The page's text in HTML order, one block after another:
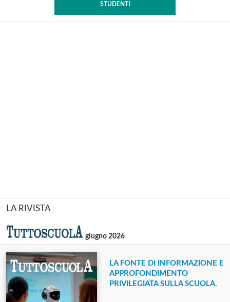
STUDENTI
LA RIVISTA
giugno 2026
LA FONTE DI INFORMAZIONE E
APPROFONDIMENTO
PRIVILEGIATA SULLA SCUOLA.